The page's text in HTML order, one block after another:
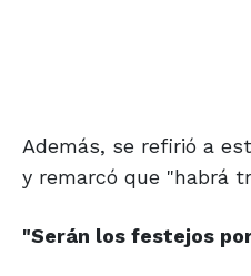
Además, se refirió a
y remarcó que "habrá
"Serán los festejos